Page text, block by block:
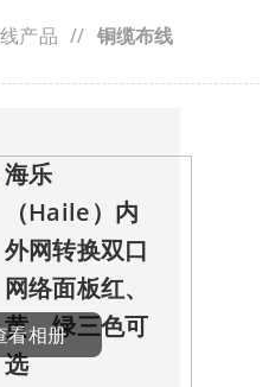
产品 // 铜缆布线
看相册
海乐
（Haile）内
外网转换双口
网络面板红、
黄、绿三色可
选